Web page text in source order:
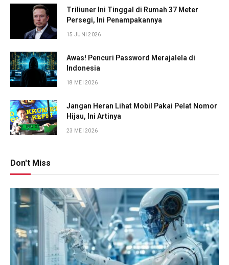
Triliuner Ini Tinggal di Rumah 37 Meter
Persegi, Ini Penampakannya
15 JUNI 2026
Awas! Pencuri Password Merajalela di
Indonesia
18 MEI 2026
Jangan Heran Lihat Mobil Pakai Pelat Nomor
Hijau, Ini Artinya
23 MEI 2026
Don't Miss